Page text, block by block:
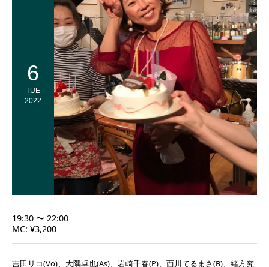
6
TUE
2022
19:30 〜 22:00
MC: ¥3,200
吉田リコ(Vo)、大隅卓也(As)、岩崎千春(P)、西川てるまさ(B)、緒方究